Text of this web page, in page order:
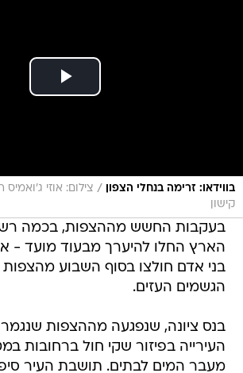
בווידאו: זרימה בנחלי הצפון / צילום: אוזי ג'ואמיס
קישון
בעקבות החשש מההצפות, בכמה
הארץ החלו להיערך מבעוד מועד -
בני אדם חולצו בסוף השבוע
הגשמים העזים.
בנס ציונה, שנפגעה מההצפות
העירייה בפיזור שקי חול ברחובות
מעבר המים לבתים. תושבת העיר